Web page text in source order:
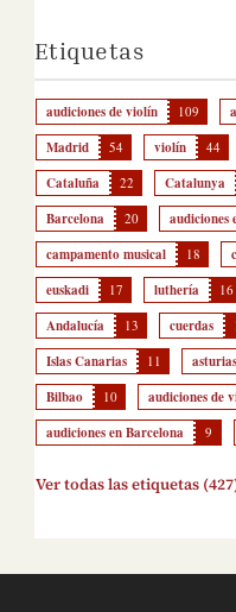
Etiquetas
audiciones de violín 109
Madrid 54 violín 44
Cataluña 22 Catalunya
Barcelona 20 audiciones
campamento musical 18
euskadi 17 luthería 16
Andalucía 13 cuerdas
Islas Canarias 11 asturias
Bilbao 10 audiciones de
audiciones en Barcelona 9
Ver todas las etiquetas